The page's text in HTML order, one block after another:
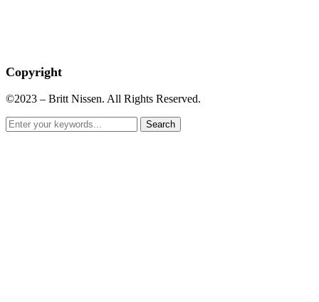
Copyright
©2023 – Britt Nissen. All Rights Reserved.